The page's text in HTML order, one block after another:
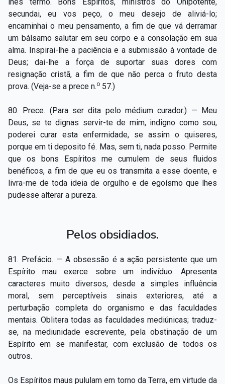
secundai, eu vos peço, o meu desejo de aliviá-lo;
encaminhai o meu pensamento, a fim de que vá derramar
um bálsamo salutar em seu corpo e a consolação em sua
alma. Inspirai-lhe a paciência e a submissão à vontade de
Deus; dai-lhe a força de suportar suas dores com
resignação cristã, a fim de que não perca o fruto desta
prova. (Veja-se a prece n.o 57.)
80. Prece. (Para ser dita pelo médium curador.) — Meu
Deus, se te dignas servir-te de mim, indigno como sou,
poderei curar esta enfermidade, se assim o quiseres,
porque em ti deposito fé. Mas, sem ti, nada posso. Permite
que os bons Espíritos me cumulem de seus fluidos
benéficos, a fim de que eu os transmita a esse doente, e
livra-me de toda ideia de orgulho e de egoísmo que lhes
pudesse alterar a pureza.
Pelos obsidiados.
81. Prefácio. — A obsessão é a ação persistente que um
Espírito mau exerce sobre um indivíduo. Apresenta
caracteres muito diversos, desde a simples influência
moral, sem perceptíveis sinais exteriores, até a
perturbação completa do organismo e das faculdades
mentais. Oblitera todas as faculdades mediúnicas; traduz-
se, na mediunidade escrevente, pela obstinação de um
Espírito em se manifestar, com exclusão de todos os
outros.
Os Espíritos maus pululam em torno da Terra, em virtude da